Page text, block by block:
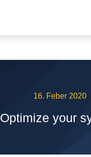
16. Feber 2020
Optimize your